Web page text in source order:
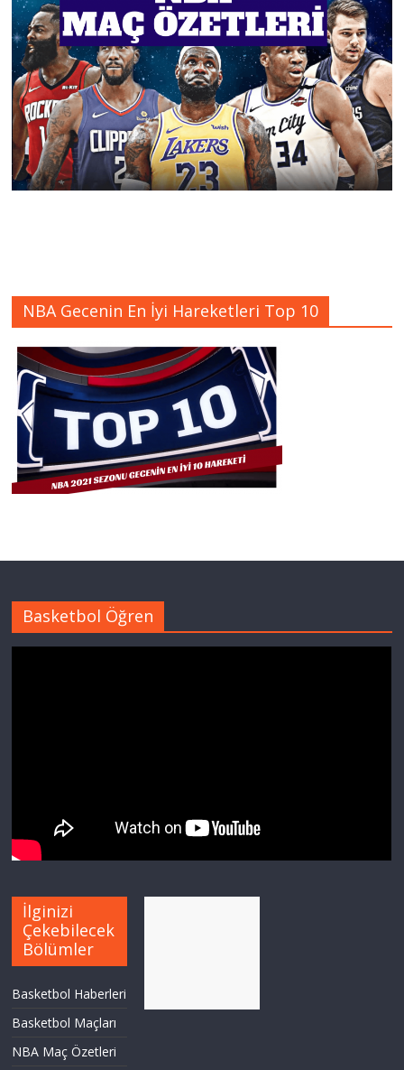
NBA Gecenin En İyi Hareketleri Top 10
Basketbol Öğren
İlginizi
Çekebilecek
Bölümler
Basketbol Haberleri
Basketbol Maçları
NBA Maç Özetleri